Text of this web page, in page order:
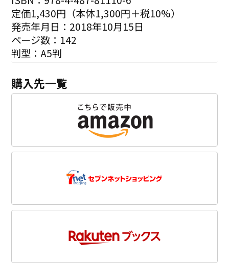
定価1,430円（本体1,300円＋税10%）
発売年月日：2018年10月15日
ページ数：142
判型：A5判
購入先一覧